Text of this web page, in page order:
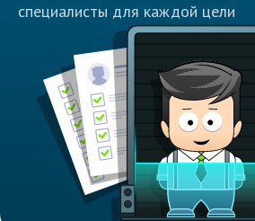
специалисты для каждой цели